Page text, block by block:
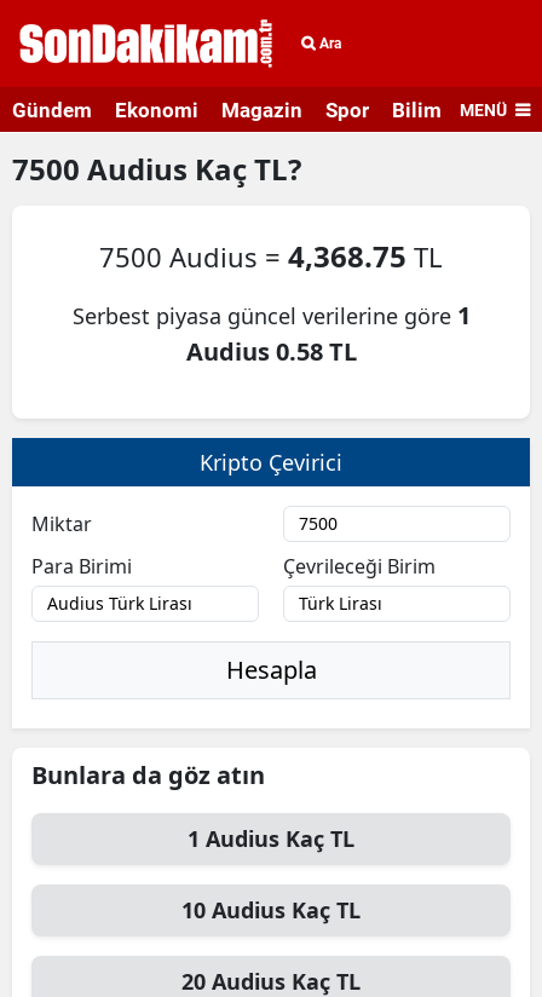
Ara
Gündem Ekonomi Magazin Spor Bilim veMENÜ
7500 Audius Kaç TL?
7500 Audius = 4,368.75 TL
Serbest piyasa güncel verilerine göre 1
Audius 0.58 TL
Kripto Çevirici
Miktar
Para Birimi
Çevrileceği Birim
Hesapla
Bunlara da göz atın
1 Audius Kaç TL
10 Audius Kaç TL
20 Audius Kaç TL